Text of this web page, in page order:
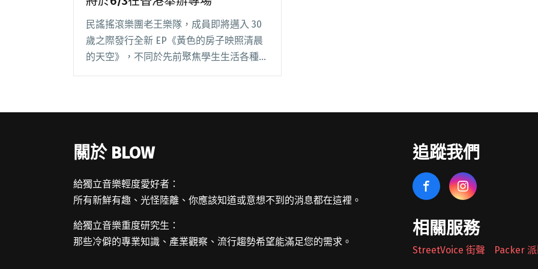
民謠搖滾樂團老王樂隊，成員即將邁入 30
歲之際發行全新 EP《黃色的房子映照清晨
的天空》，不同於先前聚焦學生生活各種面
向，歌頌著關係裡的離別與愛情的逝去。
關於 BLOW
給獨立音樂輕度愛好者：
所有新鮮有趣、光怪陸離、你應該知道或意想不到的消息都在這裡。
給獨立音樂重度研究生：
那些冷僻的專業知識、產業觀察、流行趨勢希望能滿足您的需求。
追蹤我們
相關服務
StreetVoice 街聲 Packer